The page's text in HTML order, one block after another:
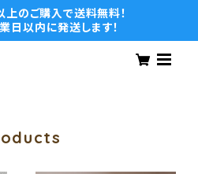
のご購入で送料無料！
日以内に発送します！